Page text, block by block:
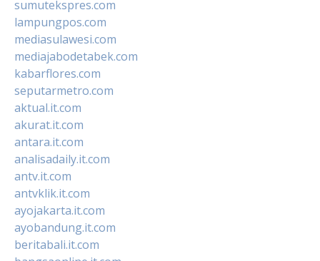
sumutekspres.com
lampungpos.com
mediasulawesi.com
mediajabodetabek.com
kabarflores.com
seputarmetro.com
aktual.it.com
akurat.it.com
antara.it.com
analisadaily.it.com
antv.it.com
antvklik.it.com
ayojakarta.it.com
ayobandung.it.com
beritabali.it.com